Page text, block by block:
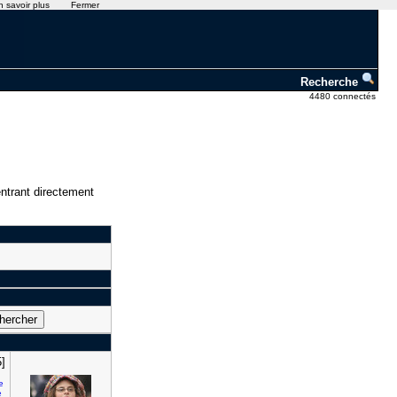
Recherche
4480 connectés
directement
savoir plus Fermer